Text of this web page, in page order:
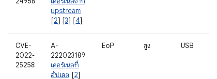
upstream
[2] [3] [4]
CVE-
2022-
25258
A-
222023189
เคอร์เนลที่
อัปเดต [2]
EoP สูง USB